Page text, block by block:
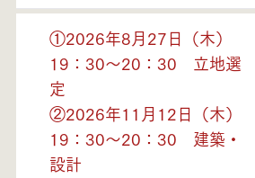
①2026年8月27日（木）
19：30～20：30 立地選
定
②2026年11月12日（木）
19：30～20：30 建築・
設計